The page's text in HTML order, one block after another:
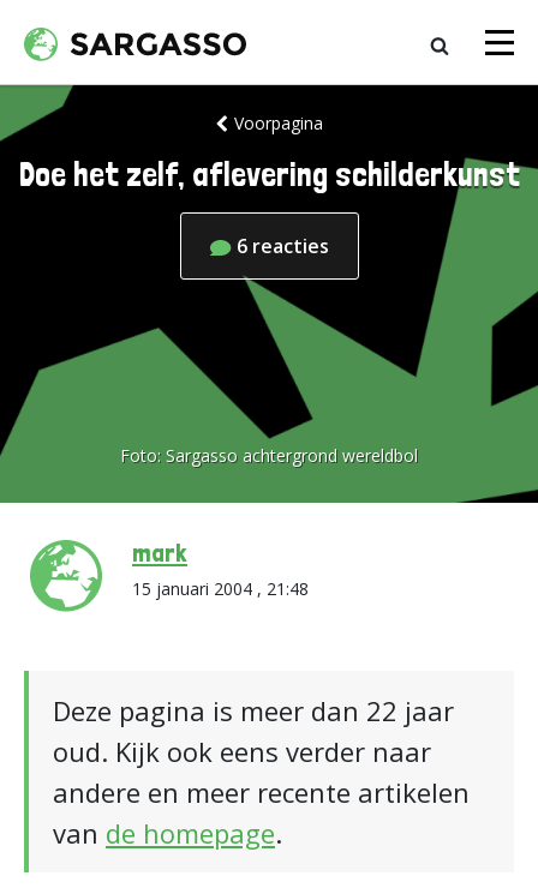
Voorpagina
Doe het zelf, aflevering schilderkunst
6 reacties
Foto: Sargasso achtergrond wereldbol
mark
15 januari 2004 , 21:48
Deze pagina is meer dan 22 jaar
oud. Kijk ook eens verder naar
andere en meer recente artikelen
van de homepage.